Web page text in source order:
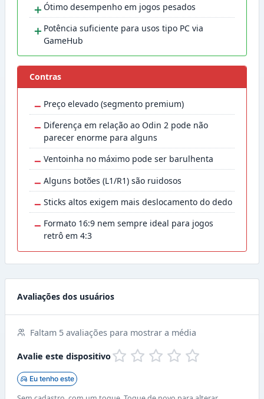
＋ Ótimo desempenho em jogos pesados
＋ Potência suficiente para usos tipo PC via
GameHub
Contras
− Preço elevado (segmento premium)
− Diferença em relação ao Odin 2 pode não
parecer enorme para alguns
− Ventoinha no máximo pode ser barulhenta
− Alguns botões (L1/R1) são ruidosos
− Sticks altos exigem mais deslocamento do dedo
− Formato 16:9 nem sempre ideal para jogos
retrô em 4:3
Avaliações dos usuários
Faltam 5 avaliações para mostrar a média
Avalie este dispositivo
Eu tenho este